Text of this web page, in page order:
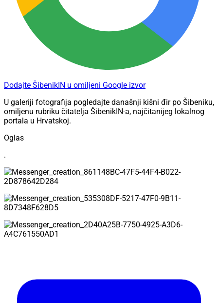
Dodajte ŠibenikIN u omiljeni Google izvor
U galeriji fotografija pogledajte današnji kišni đir po Šibeniku,
omiljenu rubriku čitatelja ŠibenikIN-a, najčitanijeg lokalnog
portala u Hrvatskoj.
Oglas
.